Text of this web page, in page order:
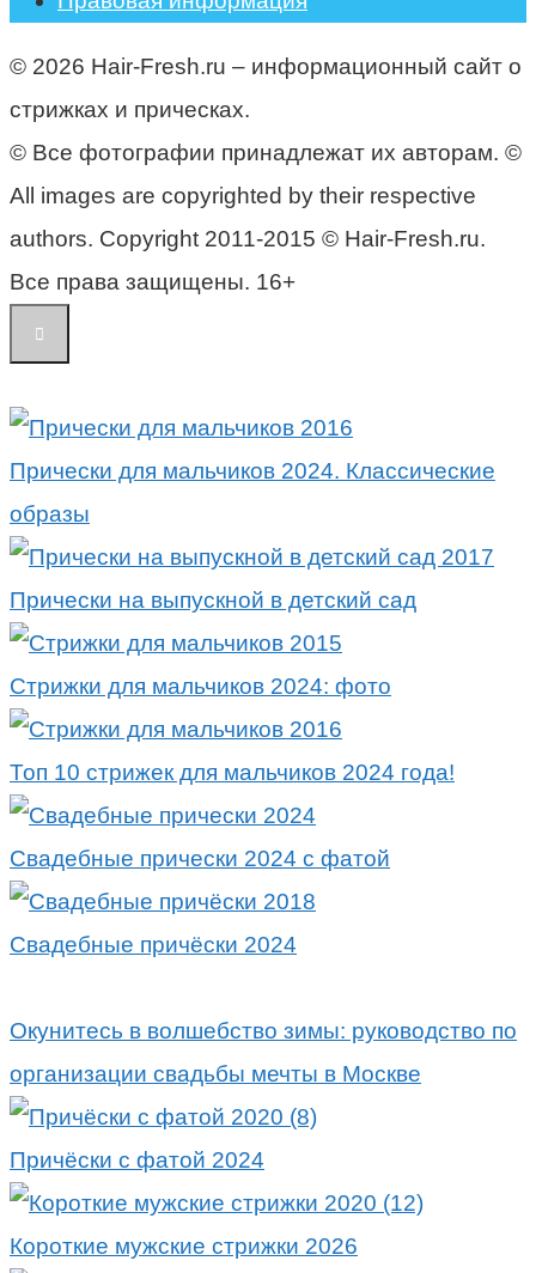
© 2026 Hair-Fresh.ru – информационный сайт о
стрижках и прическах.
© Все фотографии принадлежат их авторам. ©
All images are copyrighted by their respective
authors. Copyright 2011-2015 © Hair-Fresh.ru.
Все права защищены. 16+
Прически для мальчиков 2024. Классические
образы
Прически на выпускной в детский сад
Стрижки для мальчиков 2024: фото
Топ 10 стрижек для мальчиков 2024 года!
Свадебные прически 2024 с фатой
Свадебные причёски 2024
Окунитесь в волшебство зимы: руководство по
организации свадьбы мечты в Москве
Причёски с фатой 2024
Короткие мужские стрижки 2026